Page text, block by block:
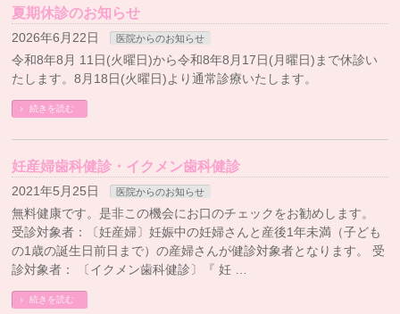
夏期休診のお知らせ
2026年6月22日 医院からのお知らせ
令和8年8月 11日(火曜日)から令和8年8月17日(月曜日)まで休診い
たします。8月18日(火曜日)より通常診療いたします。
続きを読む
妊産婦歯科健診・イクメン歯科健診
2021年5月25日 医院からのお知らせ
無料健康です。是非この機会にお口のチェックをお勧めします。
受診対象者：〔妊産婦〕妊娠中の妊婦さんと産後1年未満（子ども
の1歳の誕生日前日まで）の産婦さんが健診対象者となります。 受
診対象者： 〔イクメン歯科健診〕『 妊 …
続きを読む